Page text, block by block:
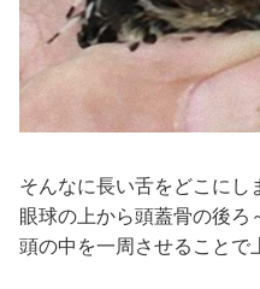
そんなに長い舌をどこにし
眼球の上から頭蓋骨の後ろ
頭の中を一周させることで